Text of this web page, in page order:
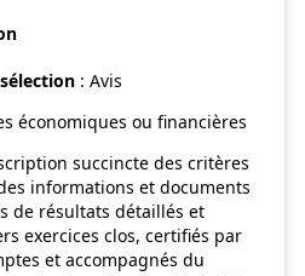
: Avis
économiques ou financières
succincte des critères
informations et documents
de résultats détaillés et
exercices clos, certifiés par
et accompagnés du